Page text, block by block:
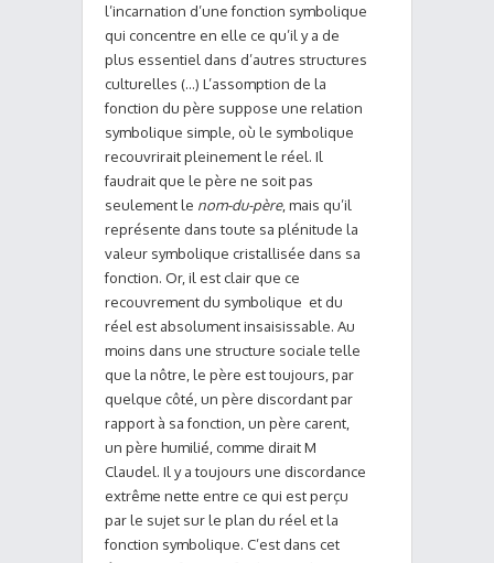
l’incarnation d’une fonction symbolique
qui concentre en elle ce qu’il y a de
plus essentiel dans d’autres structures
culturelles (…) L’assomption de la
fonction du père suppose une relation
symbolique simple, où le symbolique
recouvrirait pleinement le réel. Il
faudrait que le père ne soit pas
seulement le nom-du-père, mais qu’il
représente dans toute sa plénitude la
valeur symbolique cristallisée dans sa
fonction. Or, il est clair que ce
recouvrement du symbolique et du
réel est absolument insaisissable. Au
moins dans une structure sociale telle
que la nôtre, le père est toujours, par
quelque côté, un père discordant par
rapport à sa fonction, un père carent,
un père humilié, comme dirait M
Claudel. Il y a toujours une discordance
extrême nette entre ce qui est perçu
par le sujet sur le plan du réel et la
fonction symbolique. C’est dans cet